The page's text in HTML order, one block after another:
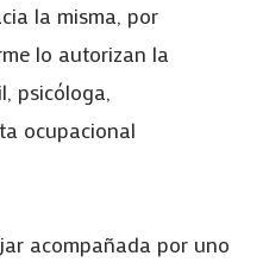
la misma, por
lo autorizan la
psicóloga,
ocupacional
acompañada por uno